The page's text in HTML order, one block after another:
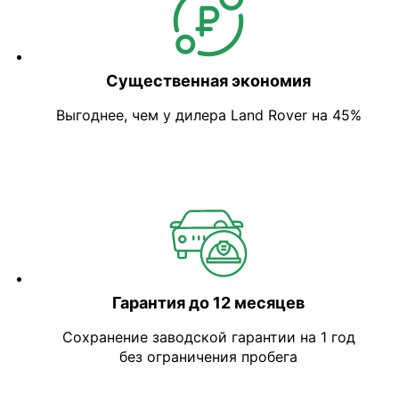
Существенная экономия
Выгоднее, чем у дилера Land Rover на 45%
Гарантия до 12 месяцев
Сохранение заводской гарантии на 1 год
без ограничения пробега